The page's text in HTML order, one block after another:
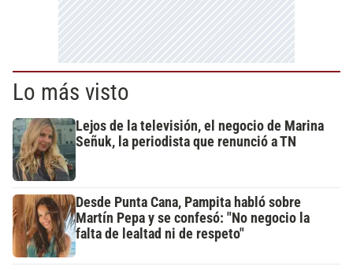
Lo más visto
Lejos de la televisión, el negocio de Marina
Señuk, la periodista que renunció a TN
Desde Punta Cana, Pampita habló sobre
Martín Pepa y se confesó: "No negocio la
falta de lealtad ni de respeto"